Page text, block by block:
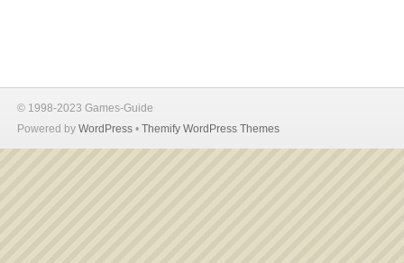
© 1998-2023 Games-Guide
Powered by WordPress • Themify WordPress Themes